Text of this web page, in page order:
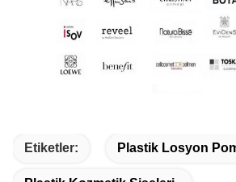
Etiketler: Plastik Losyon